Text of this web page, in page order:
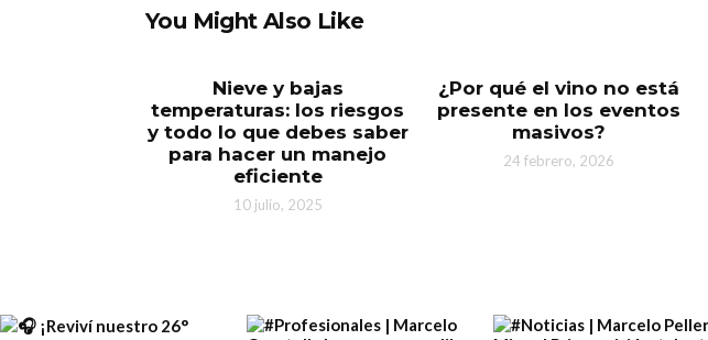
You Might Also Like
Nieve y bajas
temperaturas: los riesgos
y todo lo que debes saber
para hacer un manejo
eficiente
10 julio, 2025
¿Por qué el vino no está
presente en los eventos
masivos?
24 febrero, 2026